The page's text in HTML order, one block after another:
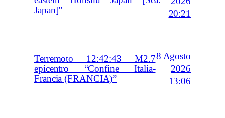
Japan]”
20:21
Terremoto 12:42:43 M2.7
epicentro “Confine Italia-
Francia (FRANCIA)”
8 Agosto
2026
13:06